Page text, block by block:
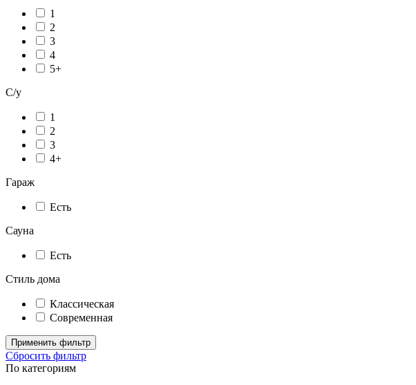
1
2
3
4
5+
С/у
1
2
3
4+
Гараж
Есть
Сауна
Есть
Стиль дома
Классическая
Современная
Применить фильтр
Сбросить фильтр
По категориям